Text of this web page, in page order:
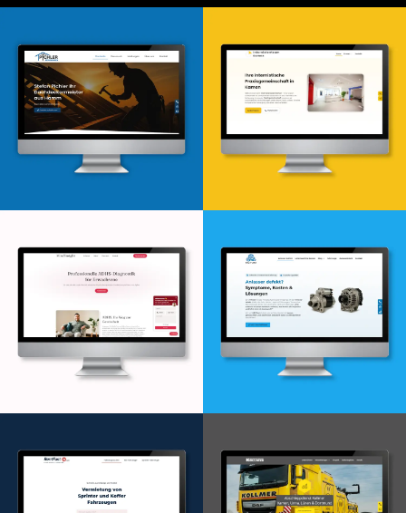
Webdesign & -entwicklung Webdesign & -entwicklung
Webdesign & -entwicklung Webdesign & -entwicklung